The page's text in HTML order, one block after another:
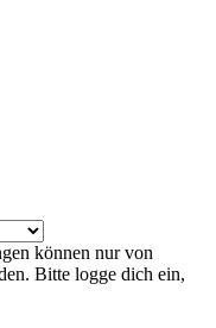
können nur von
Bitte logge dich ein,